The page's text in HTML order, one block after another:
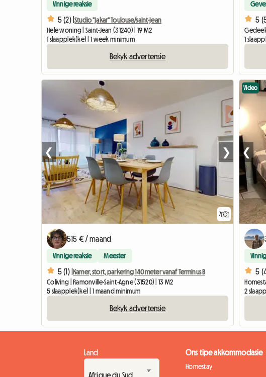
Vinnige reaksie
5 (2) |Studio "jakar" Toulouse/saint-jean
Hele woning | Saint-Jean (31240) | 19 M2
1 slaapplek(ke) | 1 week minimum
Bekyk advertensie
5
1
7
❮ ❯
515 € / maand
Vinnige reaksie Meester
5 (1) |Kamer, stort, parkering 140 meter vanaf Terminus B
Coliving | Ramonville-Saint-Agne (31520) | 13 M2
5 slaapplek(ke) | 1 maand minimum
Bekyk advertensie
Video
❮
5
2
Land Ons tipe akkommodasie
Homestay